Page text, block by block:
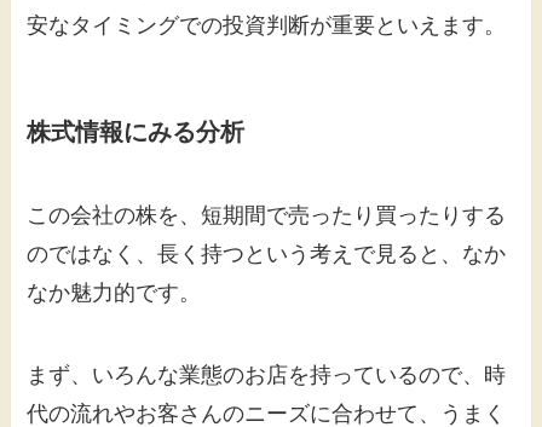
安なタイミングでの投資判断が重要といえます。
株式情報にみる分析
この会社の株を、短期間で売ったり買ったりする
のではなく、長く持つという考えで見ると、なか
なか魅力的です。
まず、いろんな業態のお店を持っているので、時
代の流れやお客さんのニーズに合わせて、うまく